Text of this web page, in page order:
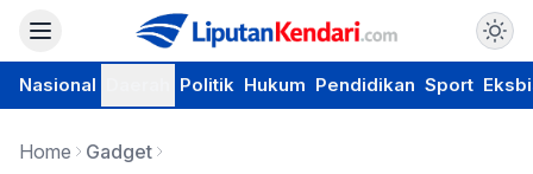
Nasional Politik Hukum Pendidikan Sport
Home Gadget